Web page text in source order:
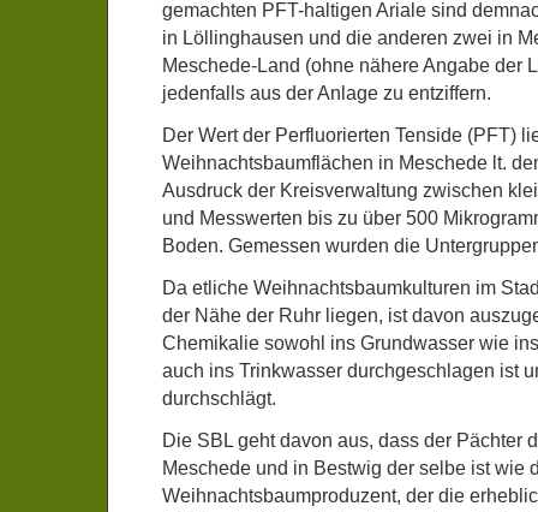
gemachten PFT-haltigen Ariale sind
in Löllinghausen und die anderen zwei in
Meschede-Land (ohne nähere Angabe der
jedenfalls aus der Anlage zu entziffern.
Der Wert der Perfluorierten Tenside (PFT)
Weihnachtsbaumflächen in Meschede lt.
Ausdruck der Kreisverwaltung zwischen
und Messwerten bis zu über 500
Boden. Gemessen wurden die
Da etliche Weihnachtsbaumkulturen im
der Nähe der Ruhr liegen, ist davon
Chemikalie sowohl ins Grundwasser wie
auch ins Trinkwasser durchgeschlagen ist
durchschlägt.
Die SBL geht davon aus, dass der Pächter
Meschede und in Bestwig der selbe ist wie
Weihnachtsbaumproduzent, der die